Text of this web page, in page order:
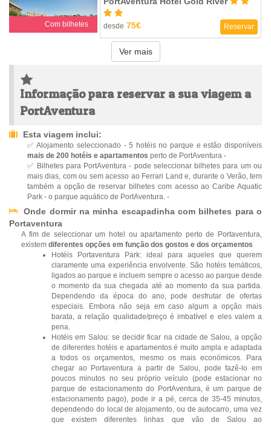
Com bilhetes desde 75€ Reservar
Ver mais
Informação para reservar a sua viagem a
PortAventura
Esta viagem inclui:
✅ Alojamento seleccionado - 5 hotéis no parque e estão disponíveis
mais de 200 hotéis e apartamentos perto de PortAventura -
✅ Bilhetes para PortAventura - pode seleccionar bilhetes para um ou
mais dias, com ou sem acesso ao Ferrari Land e, durante o Verão, tem
também a opção de reservar bilhetes com acesso ao Caribe Aquatic
Park - o parque aquático de PortAventura. -
Onde dormir na minha escapadinha com bilhetes para o
Portaventura
A fim de seleccionar um hotel ou apartamento perto de Portaventura,
existem diferentes opções em função dos gostos e dos orçamentos
Hotéis Portaventura Park: ideal para aqueles que querem
claramente uma experiência envolvente. São hotéis temáticos,
ligados ao parque e incluem sempre o acesso ao parque desde
o momento da sua chegada até ao momento da sua partida.
Dependendo da época do ano, pode desfrutar de ofertas
especiais. Embora não seja em caso algum a opção mais
barata, a relação qualidade/preço é imbatível e eles valem a
pena.
Hotéis em Salou: se decidir ficar na cidade de Salou, a opção
de diferentes hotéis e apartamentos é muito ampla e adaptada
a todos os orçamentos, mesmo os mais económicos. Para
chegar ao Portaventura a partir de Salou, pode fazê-lo em
poucos minutos no seu próprio veículo (pode estacionar no
parque de estacionamento do PortAventura, é um parque de
estacionamento pago), pode ir a pé, cerca de 35-45 minutos,
dependendo do local de alojamento, ou de autocarro, uma vez
que existem diferentes linhas que vão de Salou ao